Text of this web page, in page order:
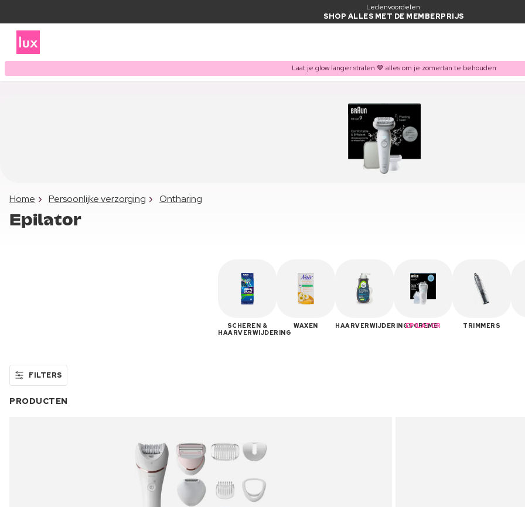
Ledenvoordelen:
SHOP ALLES MET DE MEMBERPRIJS
Laat je glow langer stralen 🤎 alles om je zomertan te behouden
Home Persoonlijke verzorging Ontharing
Epilator
SCHEREN &
HAARVERWIJDERING
WAXEN HAARVERWIJDERINGSCREME
EPILATOR TRIMMERS
FILTERS
PRODUCTEN